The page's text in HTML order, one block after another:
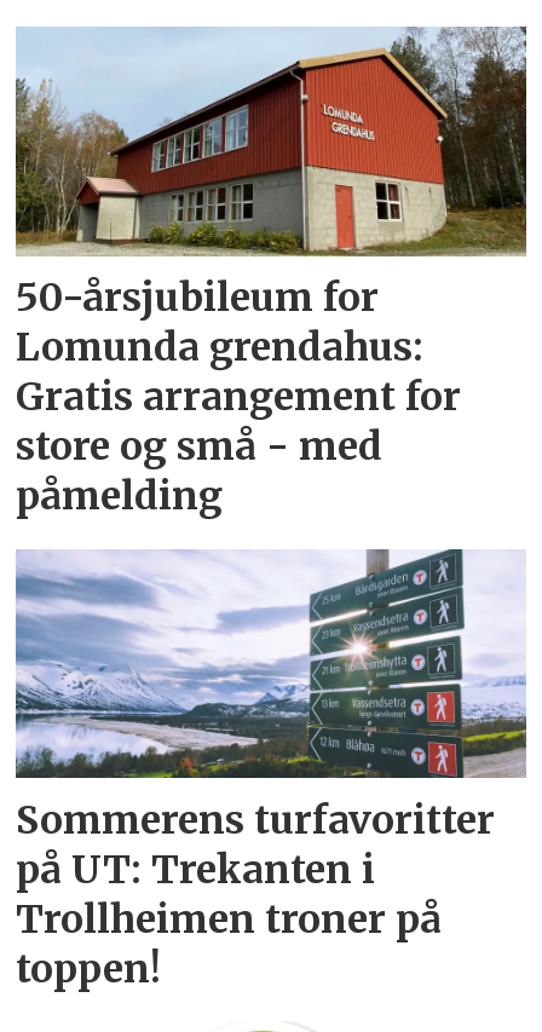
50-årsjubileum for
Lomunda grendahus:
Gratis arrangement for
store og små - med
påmelding
Sommerens turfavoritter
på UT: Trekanten i
Trollheimen troner på
toppen!